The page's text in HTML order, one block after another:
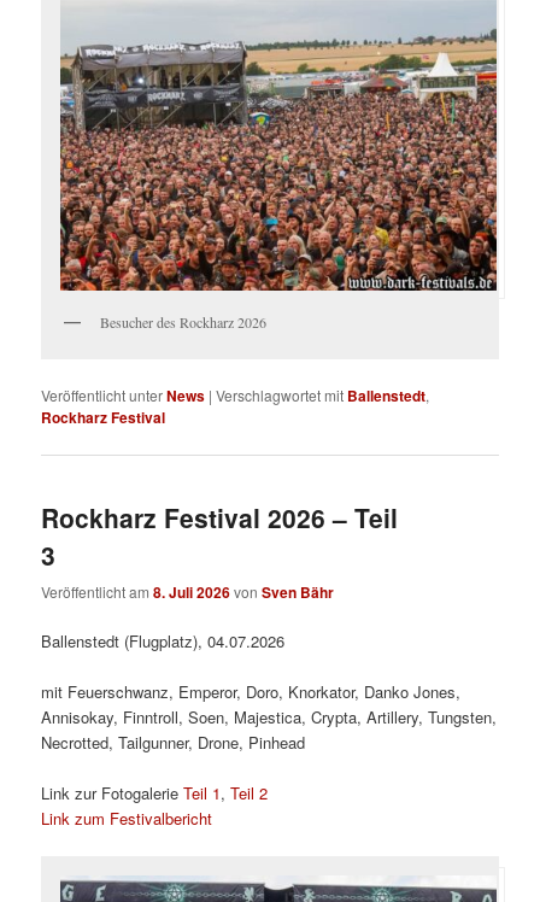
Besucher des Rockharz 2026
Veröffentlicht unterNews |Verschlagwortet mit Ballenstedt,
Rockharz Festival
Rockharz Festival 2026 – Teil
3
Veröffentlicht am8. Juli 2026vonSven Bähr
Ballenstedt (Flugplatz), 04.07.2026
mit Feuerschwanz, Emperor, Doro, Knorkator, Danko Jones,
Annisokay, Finntroll, Soen, Majestica, Crypta, Artillery, Tungsten,
Necrotted, Tailgunner, Drone, Pinhead
Link zur FotogalerieTeil 1,Teil 2
Link zum Festivalbericht